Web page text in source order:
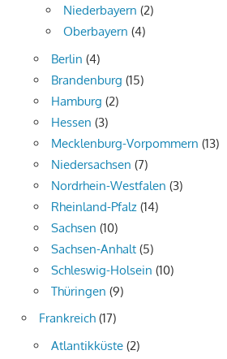
Niederbayern (2)
Oberbayern (4)
Berlin (4)
Brandenburg (15)
Hamburg (2)
Hessen (3)
Mecklenburg-Vorpommern (13)
Niedersachsen (7)
Nordrhein-Westfalen (3)
Rheinland-Pfalz (14)
Sachsen (10)
Sachsen-Anhalt (5)
Schleswig-Holsein (10)
Thüringen (9)
Frankreich (17)
Atlantikküste (2)